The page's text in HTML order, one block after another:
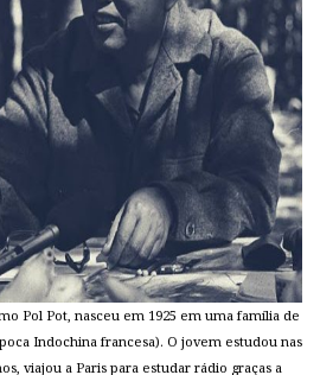
Pol Pot, nasceu em 1925 em uma família de
Indochina francesa). O jovem estudou nas
viajou a Paris para estudar rádio graças a